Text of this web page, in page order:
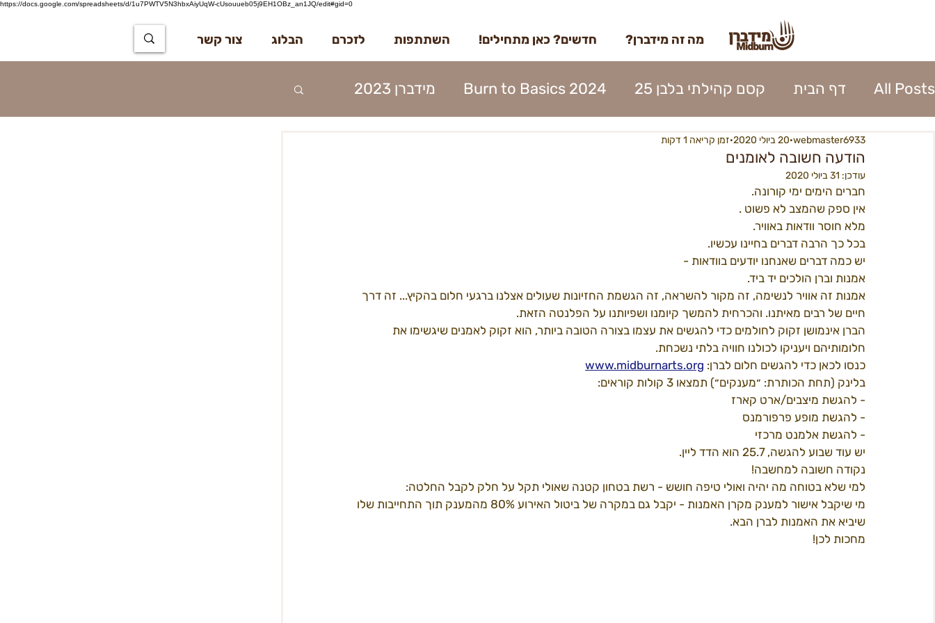
https://docs.google.com/spreadsheets/d/1u7PWTV5N3hbxAiyUqW-cUsouueb05j9EH1OBz_an1JQ/edit#gid=0
מה זה מידברן? חדשים? כאן מתחילים! השתתפות לזכרם הבלוג צור קשר
All Posts דף הבית קסם קהילתי בלבן 25 Burn to Basics 2024 מידברן 2023
השתתפות 2023 כרטוס 2023 אומנות מידברן 2023
נהלי העיר 2023 אפרוחים 2023
כניסה לעיר 2023 פירוק העיר 2023
בנה ביתך22 מידברן 22 - מפגשים 22כרטיסים 22קראוונים
פרי קאמפס המדריך ל בדרך למידברן22
חשל"ש
הודעה חשובה לאומנים
webmaster6933 20 ביולי 2020 זמן קריאה 1 דקות
עודכן: 31 ביולי 2020
חברים הימים ימי קורונה.
אין ספק שהמצב לא פשוט .
מלא חוסר וודאות באוויר.
בכל כך הרבה דברים בחיינו עכשיו.
יש כמה דברים שאנחנו יודעים בוודאות -
אמנות וברן הולכים יד ביד.
אמנות זה אוויר לנשימה, זה מקור להשראה, זה הגשמת החזיונות שעולים אצלנו ברגעי חלום בהקיץ... זה דרך
חיים של רבים מאיתנו. והכרחית להמשך קיומנו ושפיותנו על הפלנטה הזאת.
הברן אינמושן זקוק לחולמים כדי להגשים את עצמו בצורה הטובה ביותר, הוא זקוק לאמנים שיגשימו את
חלומותיהם ויעניקו לכולנו חוויה בלתי נשכחת.
כנסו לכאן כדי להגשים חלום לברן: www.midburnarts.org
בלינק (תחת הכותרת: ״מענקים״) תמצאו 3 קולות קוראים:
- להגשת מיצבים/ארט קארז
- להגשת מופע פרפורמנס
- להגשת אלמנט מרכזי
יש עוד שבוע להגשה, 25.7 הוא הדד ליין.
נקודה חשובה למחשבה!
למי שלא בטוחה מה יהיה ואולי טיפה חושש - רשת בטחון קטנה שאולי תקל על חלק לקבל החלטה:
מי שיקבל אישור למענק מקרן האמנות - יקבל גם במקרה של ביטול האירוע 80% מהמענק תוך התחייבות שלו
שיביא את האמנות לברן הבא.
מחכות לכן!